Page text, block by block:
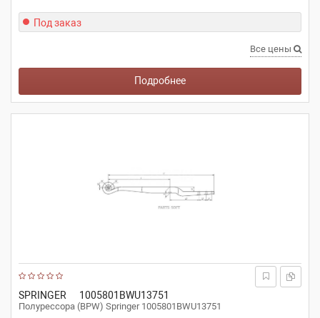
Под заказ
Все цены
Подробнее
SPRINGER 1005801BWU13751
Полурессора (BPW) Springer 1005801BWU13751